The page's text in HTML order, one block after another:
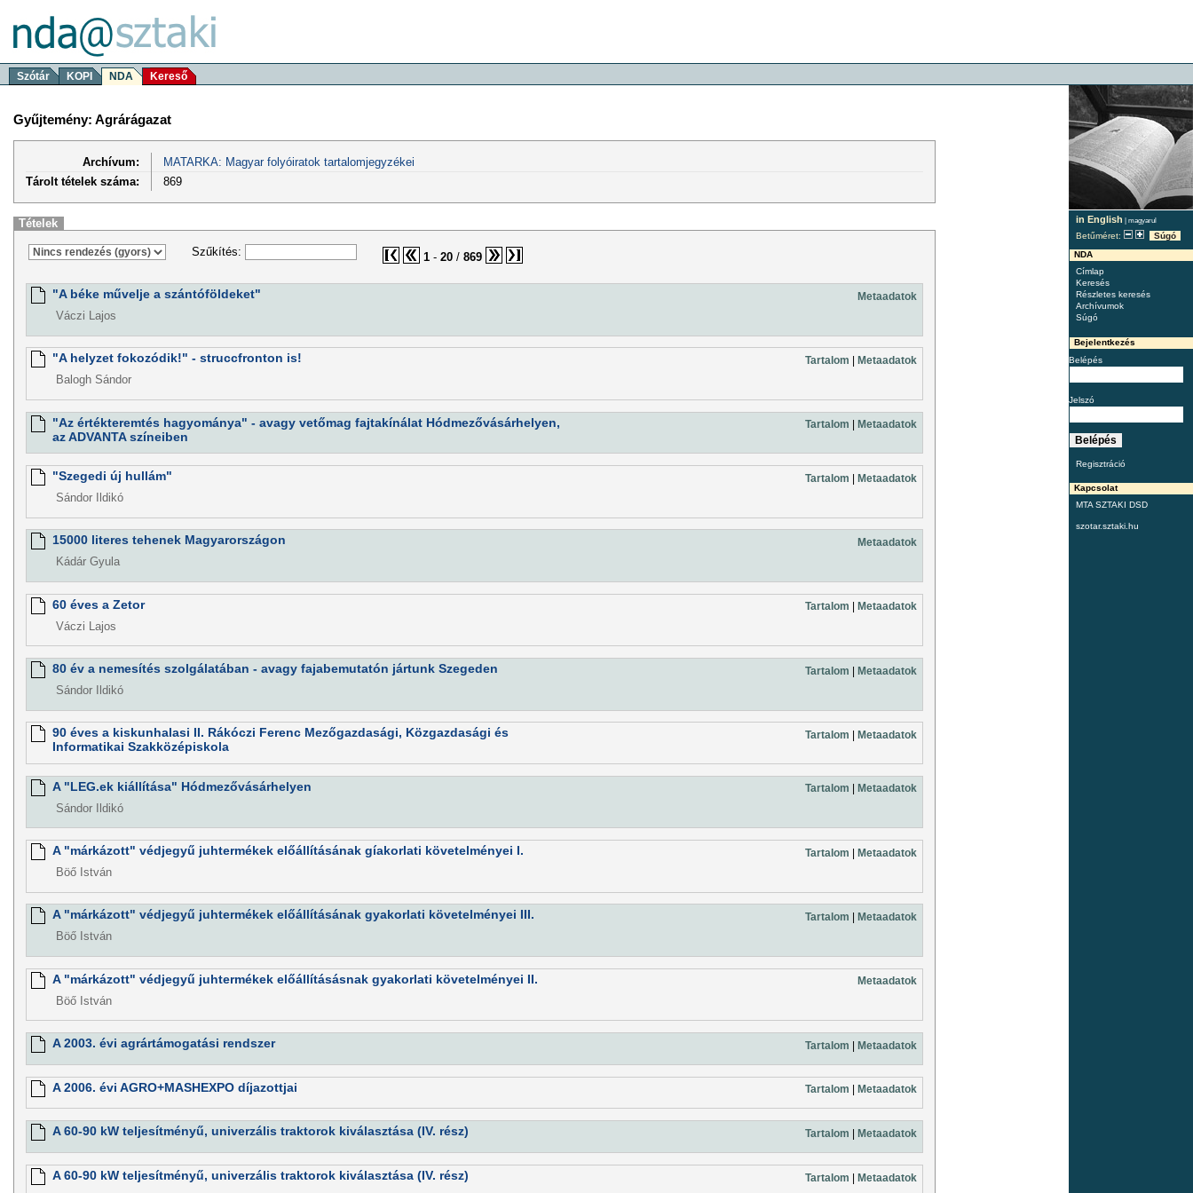
Szótár KOPI NDA Kereső
in English | magyarul
Betűméret:
Súgó
NDA
Címlap
Keresés
Részletes keresés
Archívumok
Súgó
Bejelentkezés
Belépés
Jelszó
Regisztráció
Kapcsolat
MTA SZTAKI DSD
szotar.sztaki.hu
Gyűjtemény: Agrárágazat
Archívum:
MATARKA: Magyar folyóiratok tartalomjegyzékei
Tárolt tételek száma:
869
Tételek
Szűkítés: 1- 20/ 869
"A béke művelje a szántóföldeket" Metaadatok
Váczi Lajos
"A helyzet fokozódik!" - struccfronton is! Tartalom Metaadatok
Balogh Sándor
"Az értékteremtés hagyománya" - avagy vetőmag fajtakínálat Hódmezővásárhelyen,
az ADVANTA színeiben
Tartalom Metaadatok
"Szegedi új hullám" Tartalom | Metaadatok
Sándor Ildikó
15000 literes tehenek Magyarországon Metaadatok
Kádár Gyula
60 éves a Zetor Tartalom Metaadatok
Váczi Lajos
80 év a nemesítés szolgálatában - avagy fajabemutatón jártunk Szegeden Tartalom | Metaadatok
Sándor Ildikó
90 éves a kiskunhalasi II. Rákóczi Ferenc Mezőgazdasági, Közgazdasági és
Informatikai Szakközépiskola
Tartalom Metaadatok
A "LEG.ek kiállítása" Hódmezővásárhelyen Tartalom Metaadatok
Sándor Ildikó
A "márkázott" védjegyű juhtermékek előállításának gíakorlati követelményei I. Tartalom | Metaadatok
Böő István
A "márkázott" védjegyű juhtermékek előállításának gyakorlati követelményei III. Tartalom Metaadatok
Böő István
A "márkázott" védjegyű juhtermékek előállításásnak gyakorlati követelményei II. Metaadatok
Böő István
A 2003. évi agrártámogatási rendszer Tartalom | Metaadatok
A 2006. évi AGRO+MASHEXPO díjazottjai Tartalom Metaadatok
A 60-90 kW teljesítményű, univerzális traktorok kiválasztása (IV. rész) Tartalom | Metaadatok
A 60-90 kW teljesítményű, univerzális traktorok kiválasztása (IV. rész) Tartalom | Metaadatok